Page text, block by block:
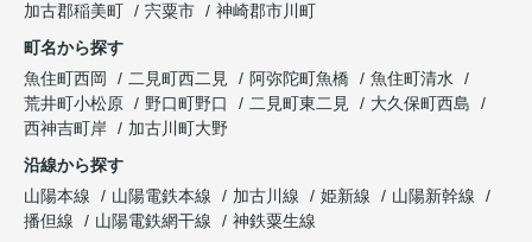
加古郡稲美町
宍粟市
神崎郡市川町
町名から探す
魚住町西岡
二見町西二見 阿弥陀町魚橋
魚住町清水
荒井町小松原
野口町野口 二見町東二見
大久保町西島
西神吉町岸
加古川町大野
沿線から探す
山陽本線
山陽電鉄本線 加古川線 姫新線
山陽新幹線
播但線
山陽電鉄網干線
神鉄粟生線